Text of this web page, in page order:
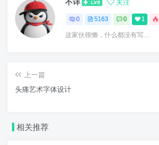
不详 关注
0 5163 0 1
这家伙很懒，什么都没有写...
上一篇
头痛艺术字体设计
相关推荐